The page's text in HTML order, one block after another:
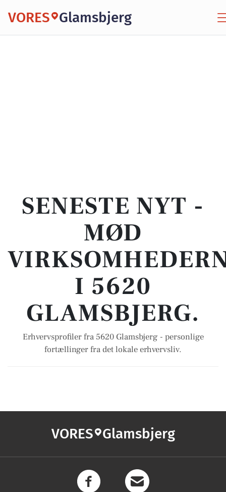
VORES Glamsbjerg
SENESTE NYT -
MØD
I 5620
GLAMSBJERG.
Erhvervsprofiler fra 5620 Glamsbjerg - personlige
fortællinger fra det lokale erhvervsliv.
VORES Glamsbjerg